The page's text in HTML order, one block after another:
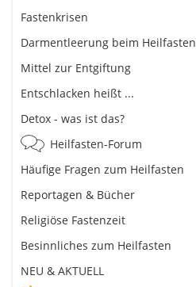
Fastenkrisen
Darmentleerung beim Heilfasten
Mittel zur Entgiftung
Entschlacken heißt ...
Detox - was ist das?
Heilfasten-Forum
Häufige Fragen zum Heilfasten
Reportagen & Bücher
Religiöse Fastenzeit
Besinnliches zum Heilfasten
NEU & AKTUELL